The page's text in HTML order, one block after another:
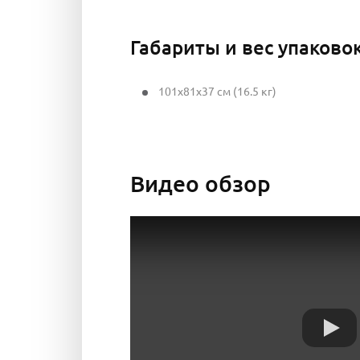
Габариты и вес
101x81x37 см (16.5 кг)
Видео обзор